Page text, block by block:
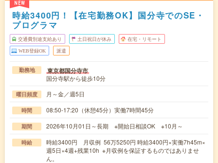
NEW
時給3400円！【在宅勤務OK】国分寺でのSE・
プログラマ
交通費別途支給あり 土日祝日が休み 在宅・リモート
WEB登録OK 派遣
勤務地 東京都国分寺市
国分寺駅から徒歩10分
曜日頻度 月～金／週5日
時間 08:50-17:20（休憩45分）実働7時間45分
期間 2026年10月01日～長期 ※開始日相談OK ※10月～
時給
時給3400円 月収例 56万5250円 時給3400円×実働7h45m×
週5日×4週+残業10h ※月収例を保証するものではありませ
ん。